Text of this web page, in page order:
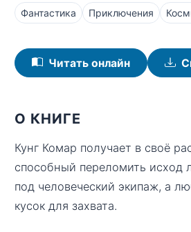
Фантастика Приключения
Читать онлайн
О КНИГЕ
Кунг Комар получает в своё
способный переломить исход
под человеческий экипаж, а
кусок для захвата.